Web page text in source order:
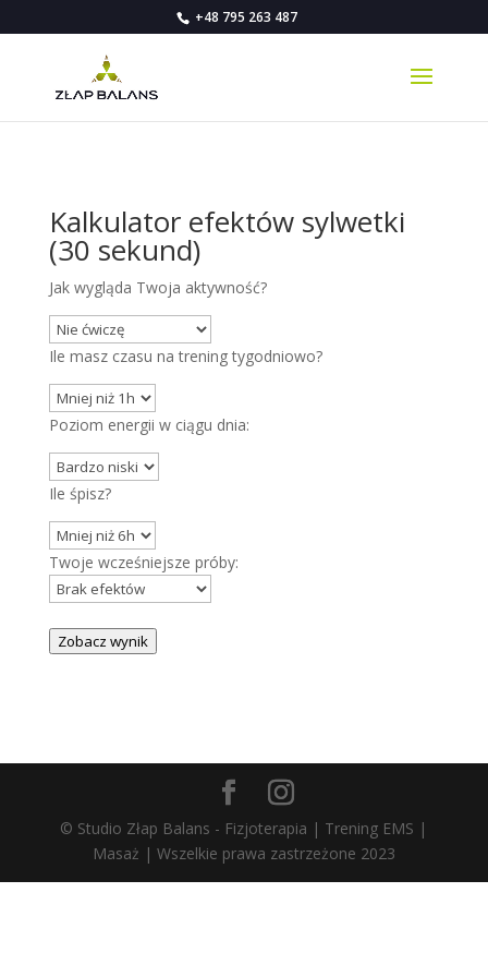
+48 795 263 487
Kalkulator efektów sylwetki
(30 sekund)
Jak wygląda Twoja aktywność?
Ile masz czasu na trening tygodniowo?
Poziom energii w ciągu dnia:
Ile śpisz?
Twoje wcześniejsze próby:
Zobacz wynik
© Studio Złap Balans - Fizjoterapia | Trening EMS |
Masaż | Wszelkie prawa zastrzeżone 2023